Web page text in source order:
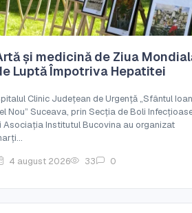
și medicină de Ziua
Luptă Împotriva Hepatitei
Clinic Județean de Urgență „Sfântul Ioan
Nou” Suceava, prin Secția de Boli
Asociația Institutul Bucovina au organizat
4 august 2026
33 0